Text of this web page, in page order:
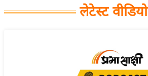
ष्ट्री
लेटेस्ट वीडियो